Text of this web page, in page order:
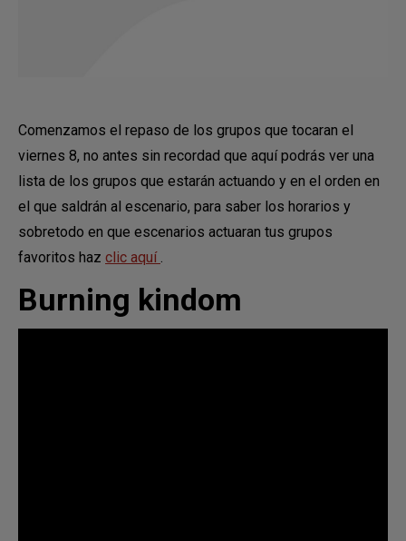
Comenzamos el repaso de los grupos que tocaran el
viernes 8, no antes sin recordad que aquí podrás ver una
lista de los grupos que estarán actuando y en el orden en
el que saldrán al escenario, para saber los horarios y
sobretodo en que escenarios actuaran tus grupos
favoritos haz clic aquí .
Burning kindom